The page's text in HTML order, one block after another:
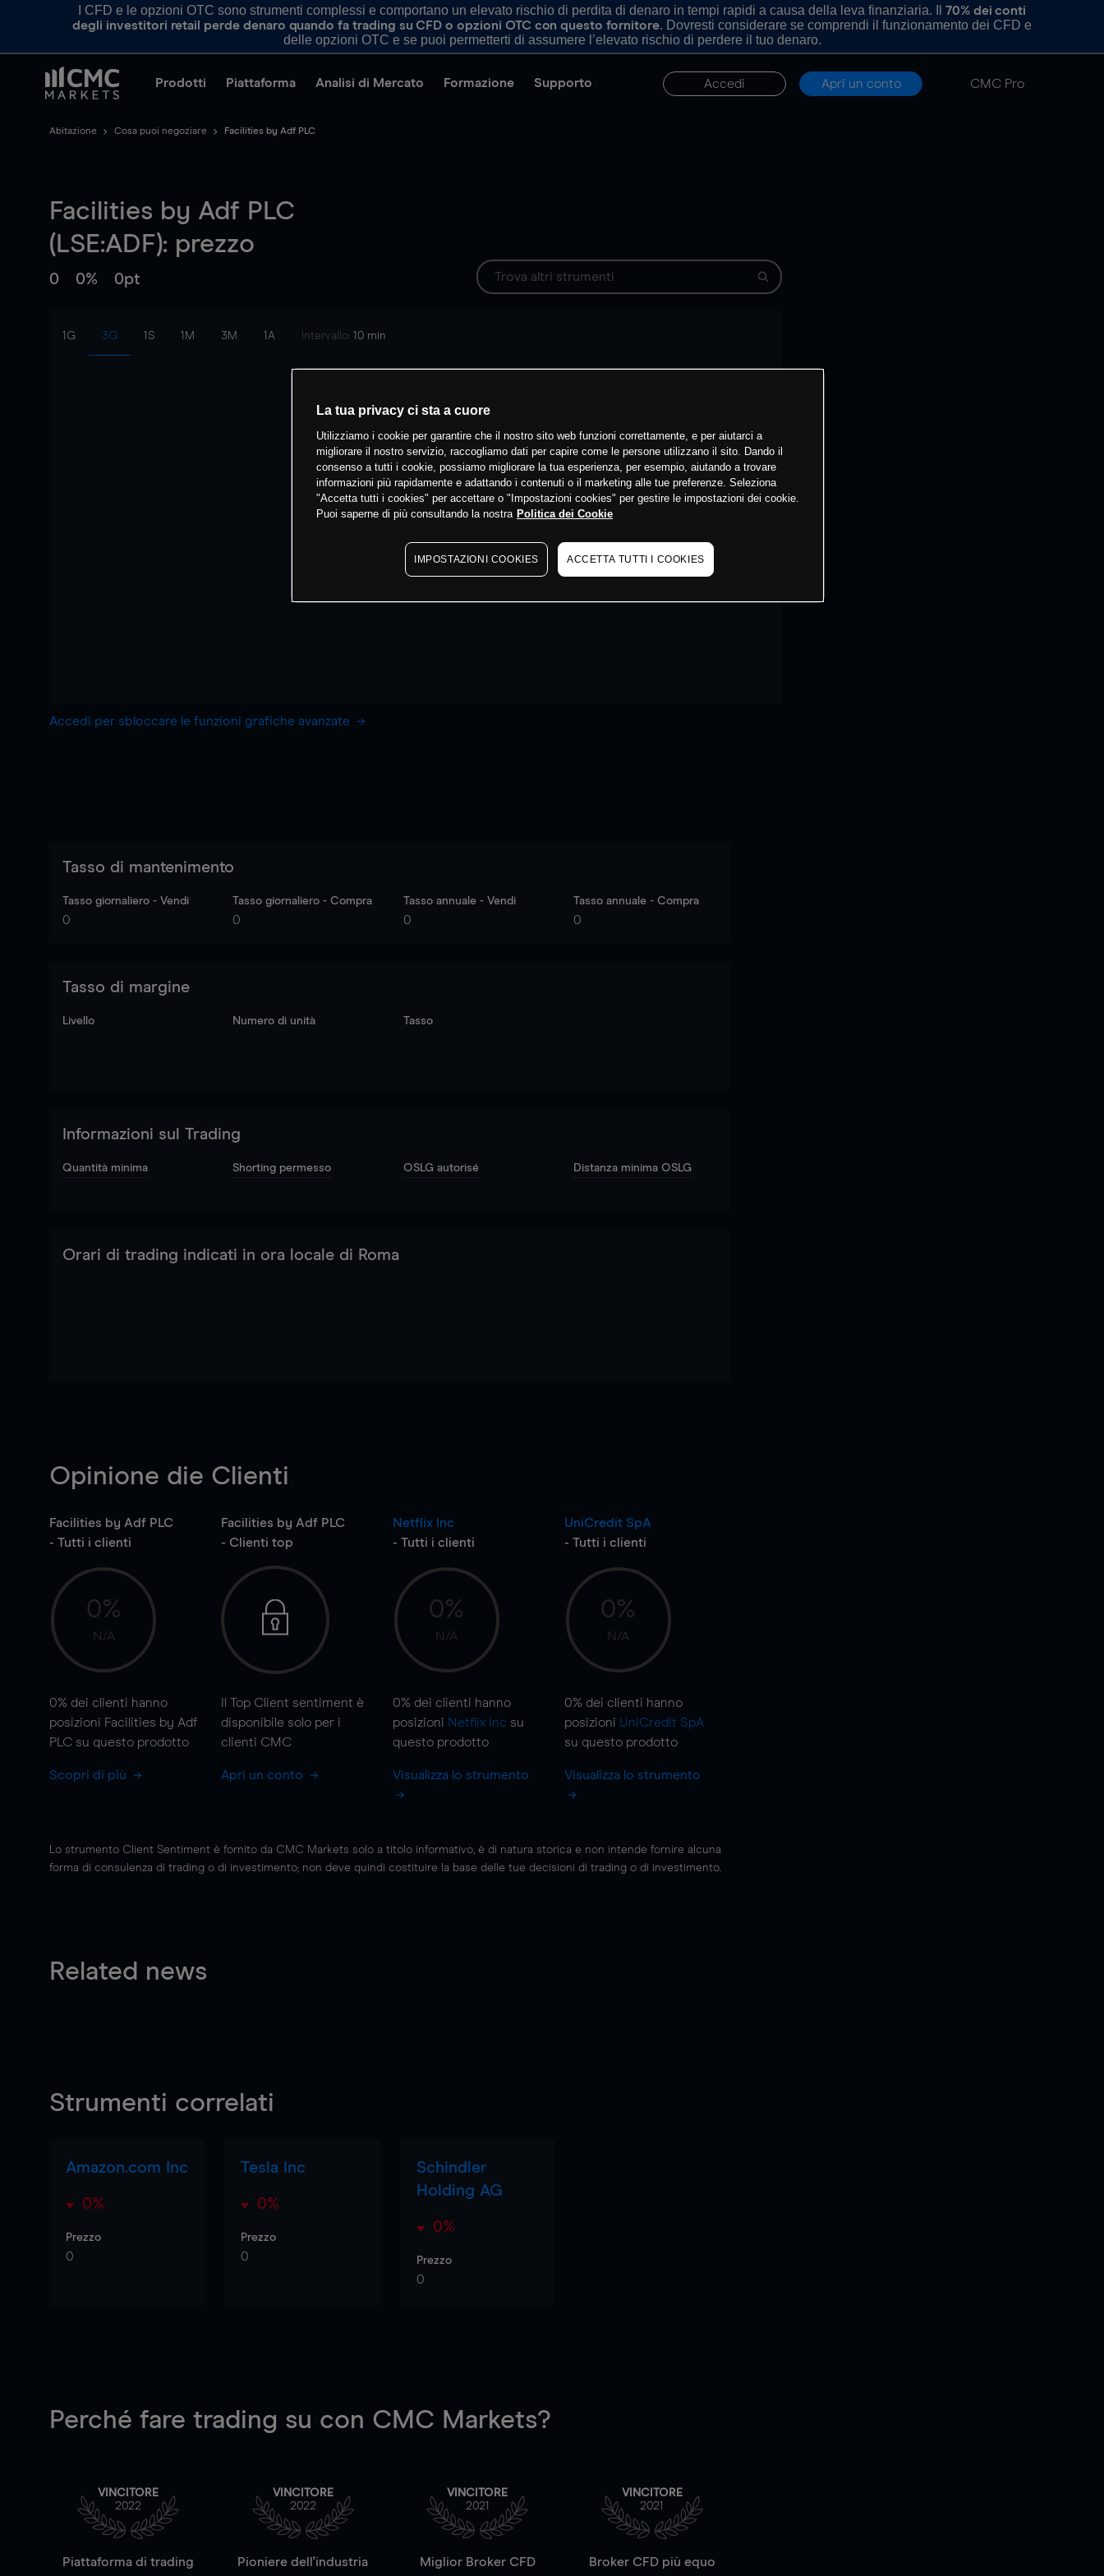
I CFD e le opzioni OTC sono strumenti complessi e comportano un elevato rischio di perdita di denaro in tempi rapidi a causa della leva finanziaria. Il 70% dei conti
degli investitori retail perde denaro quando fa trading su CFD o opzioni OTC con questo fornitore. Dovresti considerare se comprendi il funzionamento dei CFD e
delle opzioni OTC e se puoi permetterti di assumere l’elevato rischio di perdere il tuo denaro.
Prodotti Piattaforma Analisi di Mercato Formazione Supporto Accedi Apri un conto CMC Pro
Abitazione Cosa puoi negoziare Facilities by Adf PLC
Facilities by Adf PLC
(LSE:ADF): prezzo
0 0% 0pt
1G 3G 1S 1M 3M 1A Intervallo: 10 min
Accedi per sbloccare le funzioni grafiche avanzate
Tasso di mantenimento
Tasso giornaliero - Vendi
0
Tasso giornaliero - Compra
0
Tasso annuale - Vendi
0
Tasso annuale - Compra
0
Tasso di margine
Livello Numero di unità Tasso
Informazioni sul Trading
Quantità minima Shorting permesso OSLG autorisé Distanza minima OSLG
Orari di trading indicati in ora locale di Roma
Opinione die Clienti
Facilities by Adf PLC
- Tutti i clienti
0%
N/A
0% dei clienti hanno
posizioni Facilities by Adf
PLC su questo prodotto
Scopri di più
Facilities by Adf PLC
- Clienti top
Il Top Client sentiment è
disponibile solo per i
clienti CMC
Apri un conto
Netflix Inc
- Tutti i clienti
0%
N/A
0% dei clienti hanno
posizioni Netflix Inc su
questo prodotto
Visualizza lo strumento
UniCredit SpA
- Tutti i clienti
0%
N/A
0% dei clienti hanno
posizioni UniCredit SpA
su questo prodotto
Visualizza lo strumento
Lo strumento Client Sentiment è fornito da CMC Markets solo a titolo informativo, è di natura storica e non intende fornire alcuna
forma di consulenza di trading o di investimento; non deve quindi costituire la base delle tue decisioni di trading o di investimento.
Related news
Strumenti correlati
Amazon.com Inc
0%
Prezzo
0
Tesla Inc
0%
Prezzo
0
Schindler
Holding AG
0%
Prezzo
0
Perché fare trading su con CMC Markets?
VINCITORE
2022
Piattaforma di trading
VINCITORE
2022
Pioniere dell'industria
VINCITORE
2021
Miglior Broker CFD
VINCITORE
2021
Broker CFD più equo
La tua privacy ci sta a cuore
Utilizziamo i cookie per garantire che il nostro sito web funzioni correttamente, e per aiutarci a
migliorare il nostro servizio, raccogliamo dati per capire come le persone utilizzano il sito. Dando il
consenso a tutti i cookie, possiamo migliorare la tua esperienza, per esempio, aiutando a trovare
informazioni più rapidamente e adattando i contenuti o il marketing alle tue preferenze. Seleziona
"Accetta tutti i cookies" per accettare o "Impostazioni cookies" per gestire le impostazioni dei cookie.
Puoi saperne di più consultando la nostra Politica dei Cookie
IMPOSTAZIONI COOKIES ACCETTA TUTTI I COOKIES